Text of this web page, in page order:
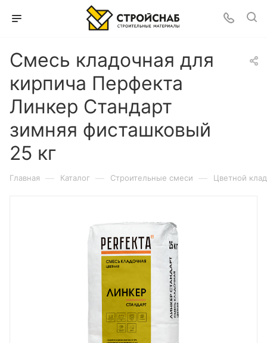
Смесь кладочная для
кирпича Перфекта
Линкер Стандарт
зимняя фисташковый
25 кг
Главная — Каталог — Строительные смеси — Цветной